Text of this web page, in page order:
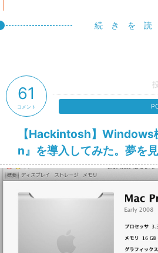
続 き を 読
【Hackintosh】Windows
n』を導入してみた。夢を見
61
コメント